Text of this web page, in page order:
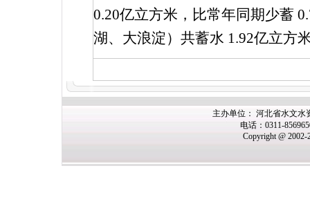
0.20亿立方米，比常年同期少蓄
湖、大浪淀）共蓄水 1.92亿立方
主办单位： 河北省水文水
电话：0311-
Copyright @ 2002-